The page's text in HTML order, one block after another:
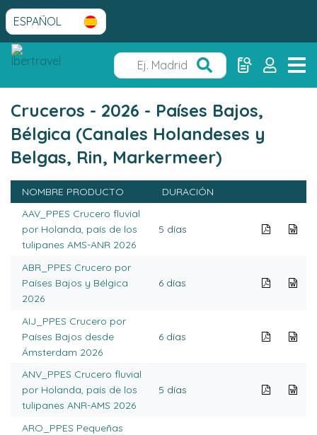
Cruceros - 2026 - Países Bajos,
Bélgica (Canales Holandeses y
Belgas, Rin, Markermeer)
NOMBRE PRODUCTO
DURACIÓN
AAV_PPES Crucero fluvial
por Holanda, país de los
tulipanes AMS-ANR 2026
5 días
ABR_PPES Crucero por
Países Bajos y Bélgica
2026
6 días
AIJ_PPES Crucero por
Países Bajos desde
Ámsterdam 2026
6 días
ANV_PPES Crucero fluvial
por Holanda, país de los
tulipanes ANR-AMS 2026
5 días
ARO_PPES Pequeñas